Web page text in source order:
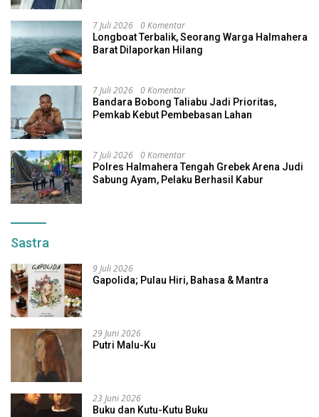
7 Juli 2026 0 Komentar
Longboat Terbalik, Seorang Warga Halmahera
Barat Dilaporkan Hilang
7 Juli 2026 0 Komentar
Bandara Bobong Taliabu Jadi Prioritas,
Pemkab Kebut Pembebasan Lahan
7 Juli 2026 0 Komentar
Polres Halmahera Tengah Grebek Arena Judi
Sabung Ayam, Pelaku Berhasil Kabur
Sastra
9 Juli 2026
Gapolida; Pulau Hiri, Bahasa & Mantra
29 Juni 2026
Putri Malu-Ku
23 Juni 2026
Buku dan Kutu-Kutu Buku